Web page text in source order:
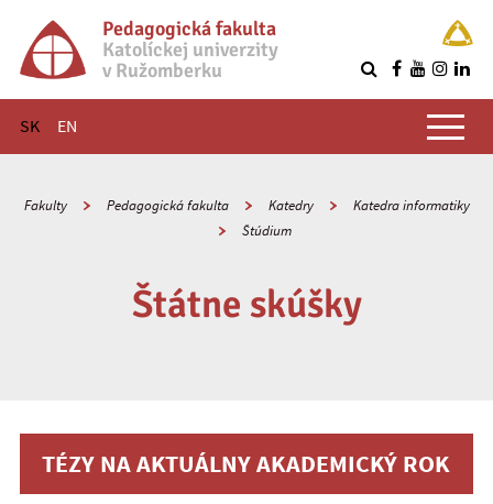
Pedagogická fakulta
Katolíckej univerzity
v Ružomberku
SK EN
Hlavné menu
Fakulty Pedagogická fakulta Katedry
Katedra informatiky
Štúdium
Štátne skúšky
TÉZY NA AKTUÁLNY AKADEMICKÝ ROK